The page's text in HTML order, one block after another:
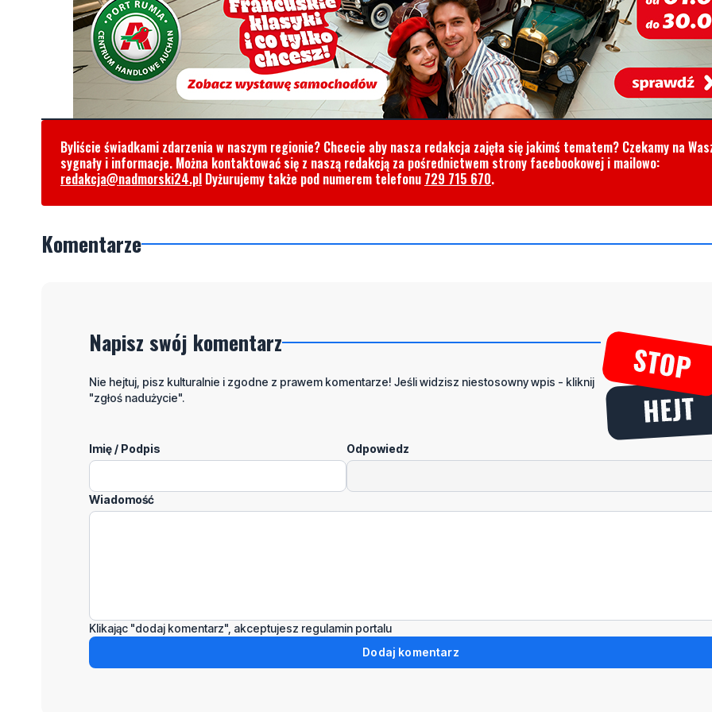
Byliście świadkami zdarzenia w naszym regionie? Chcecie aby nasza redakcja zajęła się jakimś tematem? Czekamy na
sygnały i informacje. Można kontaktować się z naszą redakcją za pośrednictwem strony facebookowej i mailowo:
redakcja@nadmorski24.pl Dyżurujemy także pod numerem telefonu 729 715 670.
Komentarze
Napisz swój komentarz
Nie hejtuj, pisz kulturalnie i zgodne z prawem komentarze! Jeśli widzisz niestosowny wpis - kliknij
"zgłoś nadużycie".
Imię / Podpis Odpowiedz
Wiadomość
Klikając "dodaj komentarz", akceptujesz regulamin portalu
Dodaj komentarz